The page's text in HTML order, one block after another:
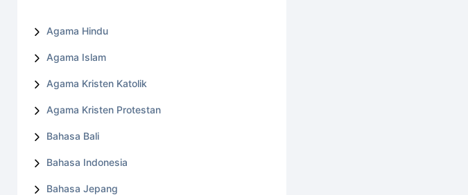
Agama Hindu
Agama Islam
Agama Kristen Katolik
Agama Kristen Protestan
Bahasa Bali
Bahasa Indonesia
Bahasa Jepang